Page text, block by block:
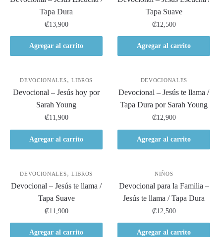
Tapa Dura
₡13,900
Agregar al carrito
Tapa Suave
₡12,500
Agregar al carrito
DEVOCIONALES, LIBROS
Devocional – Jesús hoy por
Sarah Young
₡11,900
Agregar al carrito
DEVOCIONALES
Devocional – Jesús te llama /
Tapa Dura por Sarah Young
₡12,900
Agregar al carrito
DEVOCIONALES, LIBROS
Devocional – Jesús te llama /
Tapa Suave
₡11,900
Agregar al carrito
NIÑOS
Devocional para la Familia –
Jesús te llama / Tapa Dura
₡12,500
Agregar al carrito